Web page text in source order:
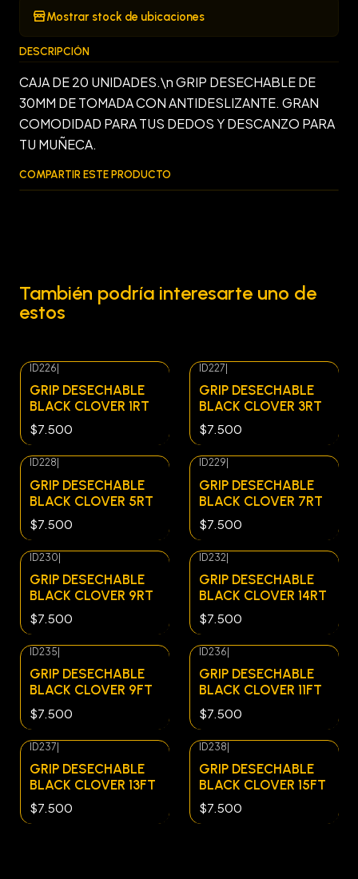
Mostrar stock de ubicaciones
DESCRIPCIÓN
CAJA DE 20 UNIDADES.\n GRIP DESECHABLE DE
30MM DE TOMADA CON ANTIDESLIZANTE. GRAN
COMODIDAD PARA TUS DEDOS Y DESCANZO PARA
TU MUÑECA.
COMPARTIR ESTE PRODUCTO
También podría interesarte uno de
estos
ID226
GRIP DESECHABLE
BLACK CLOVER 1RT
$7.500
ID227
GRIP DESECHABLE
BLACK CLOVER 3RT
$7.500
ID228
GRIP DESECHABLE
BLACK CLOVER 5RT
$7.500
ID229
GRIP DESECHABLE
BLACK CLOVER 7RT
$7.500
ID230
GRIP DESECHABLE
BLACK CLOVER 9RT
$7.500
ID232
GRIP DESECHABLE
BLACK CLOVER 14RT
$7.500
ID235
GRIP DESECHABLE
BLACK CLOVER 9FT
$7.500
ID236
GRIP DESECHABLE
BLACK CLOVER 11FT
$7.500
ID237|
GRIP DESECHABLE
BLACK CLOVER 13FT
$7.500
ID238|
GRIP DESECHABLE
BLACK CLOVER 15FT
$7.500